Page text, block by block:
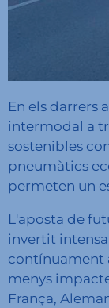
En els darrers
intermodal a
sostenibles
pneumàtics
permeten un
L'aposta de
invertit
contínuament
menys
França,